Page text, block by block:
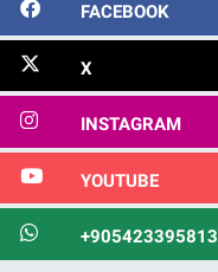
FACEBOOK
X
INSTAGRAM
YOUTUBE
+905423395813